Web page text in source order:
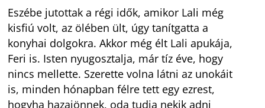
Eszébe jutottak a régi idők, amikor Lali még
kisfiú volt, az ölében ült, úgy tanítgatta a
konyhai dolgokra. Akkor még élt Lali apukája,
Feri is. Isten nyugosztalja, már tíz éve, hogy
nincs mellette. Szerette volna látni az unokáit
is, minden hónapban félre tett egy ezrest,
hogyha hazajönnek, oda tudja nekik adni